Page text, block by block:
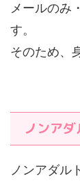
メールのみ
す。
そのため、
ノンア
ノンアダル